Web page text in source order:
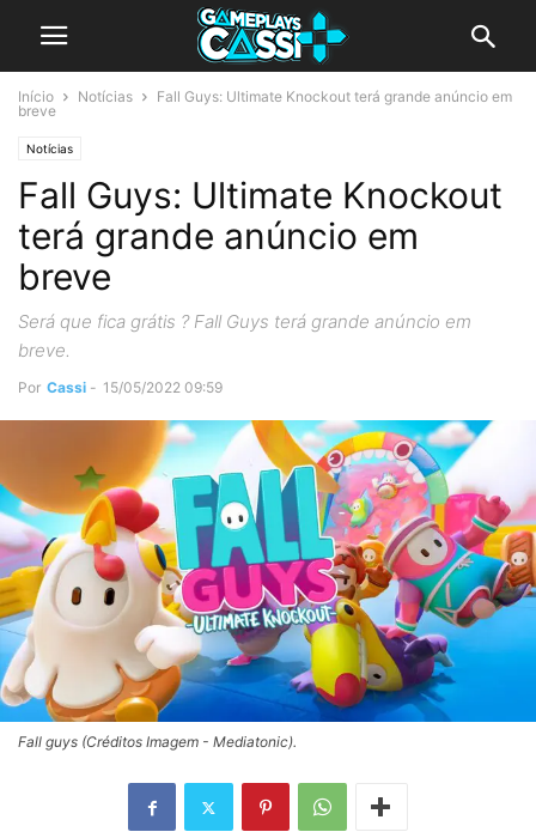
Início Notícias
Fall Guys: Ultimate Knockout terá grande anúncio em
breve
Notícias
Fall Guys: Ultimate Knockout
terá grande anúncio em
breve
Será que fica grátis ? Fall Guys terá grande anúncio em
breve.
Por Cassi - 15/05/2022 09:59
Fall guys (Créditos Imagem - Mediatonic).